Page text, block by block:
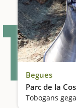
1 Begues
Parc de la